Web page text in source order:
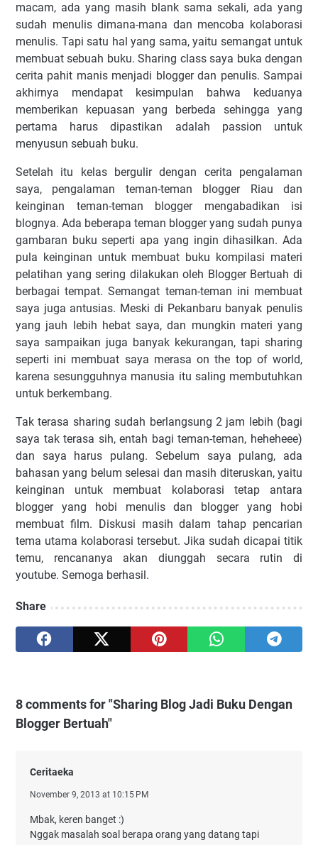
macam, ada yang masih blank sama sekali, ada yang
sudah menulis dimana-mana dan mencoba kolaborasi
menulis. Tapi satu hal yang sama, yaitu semangat untuk
membuat sebuah buku. Sharing class saya buka dengan
cerita pahit manis menjadi blogger dan penulis. Sampai
akhirnya mendapat kesimpulan bahwa keduanya
memberikan kepuasan yang berbeda sehingga yang
pertama harus dipastikan adalah passion untuk
menyusun sebuah buku.
Setelah itu kelas bergulir dengan cerita pengalaman
saya, pengalaman teman-teman blogger Riau dan
keinginan teman-teman blogger mengabadikan isi
blognya. Ada beberapa teman blogger yang sudah punya
gambaran buku seperti apa yang ingin dihasilkan. Ada
pula keinginan untuk membuat buku kompilasi materi
pelatihan yang sering dilakukan oleh Blogger Bertuah di
berbagai tempat. Semangat teman-teman ini membuat
saya juga antusias. Meski di Pekanbaru banyak penulis
yang jauh lebih hebat saya, dan mungkin materi yang
saya sampaikan juga banyak kekurangan, tapi sharing
seperti ini membuat saya merasa on the top of world,
karena sesungguhnya manusia itu saling membutuhkan
untuk berkembang.
Tak terasa sharing sudah berlangsung 2 jam lebih (bagi
saya tak terasa sih, entah bagi teman-teman, heheheee)
dan saya harus pulang. Sebelum saya pulang, ada
bahasan yang belum selesai dan masih diteruskan, yaitu
keinginan untuk membuat kolaborasi tetap antara
blogger yang hobi menulis dan blogger yang hobi
membuat film. Diskusi masih dalam tahap pencarian
tema utama kolaborasi tersebut. Jika sudah dicapai titik
temu, rencananya akan diunggah secara rutin di
youtube. Semoga berhasil.
Share
8 comments for "Sharing Blog Jadi Buku Dengan
Blogger Bertuah"
Ceritaeka
November 9, 2013 at 10:15 PM
Mbak, keren banget :)
Nggak masalah soal berapa orang yang datang tapi